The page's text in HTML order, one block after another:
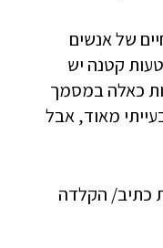
של אנשים
קטנה יש
כאלה במסמך
מאוד, אבל
כתיב/ הקלדה